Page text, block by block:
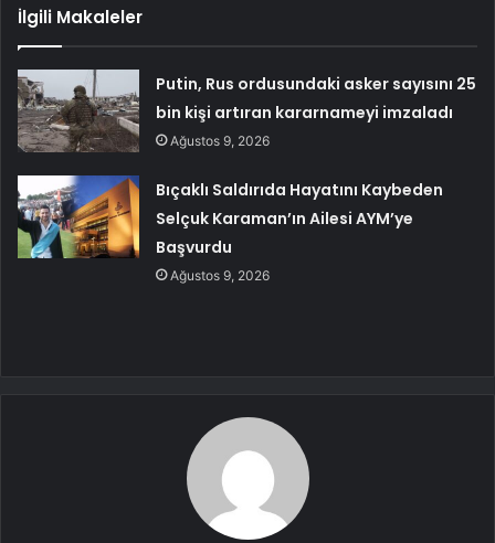
İlgili Makaleler
Putin, Rus ordusundaki asker sayısını 25
bin kişi artıran kararnameyi imzaladı
Ağustos 9, 2026
Bıçaklı Saldırıda Hayatını Kaybeden
Selçuk Karaman’ın Ailesi AYM’ye
Başvurdu
Ağustos 9, 2026